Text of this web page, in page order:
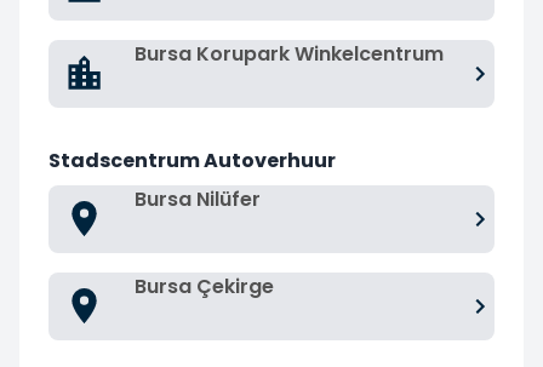
Bursa Korupark Winkelcentrum
Stadscentrum Autoverhuur
Bursa Nilüfer
Bursa Çekirge